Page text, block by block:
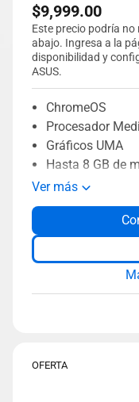
$9,999.00
Este precio podría
abajo. Ingresa a la
disponibilidad y
ASUS.
ChromeOS
Procesador
Gráficos UMA
Hasta 8 GB de
128 GB eMMC
ASUS
Cámara web HD
Ver más
OFERTA